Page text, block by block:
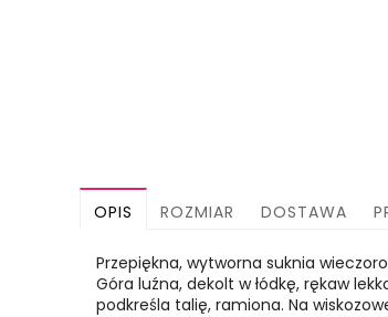
OPIS ROZMIAR DOSTAWA
Przepiękna, wytworna suknia
Góra luźna, dekolt w łódkę, rękaw
podkreśla talię, ramiona. Na